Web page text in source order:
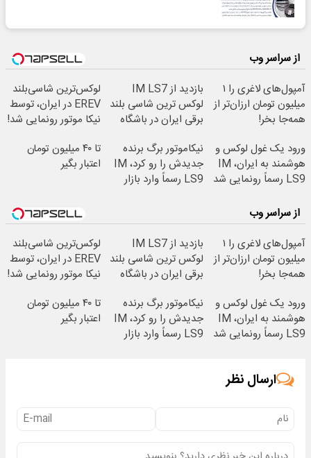
از سراسر وب
آمپول‌های لاغری را ۱
میلیون تومان ارزان‌تر از
همه‌جا بخر!
بازدید از IM LS7
لوکس ترین شاسی بلند
برقی ایران در باشگاه
لوکس‌ترین شاسی‌بلند
EREV در ایران، توسط
نیکا موتور رونمایی شد!
ورود یک غول لوکس و
هوشمند به ایران، IM
LS9 رسماً رونمایی شد
نیکاموتور برگ برنده
جدیدش را رو کرد، IM
LS9 رسماً وارد بازار
تا ۴۰ میلیون تومان
اعتبار بگیر
از سراسر وب
آمپول‌های لاغری را ۱
میلیون تومان ارزان‌تر از
همه‌جا بخر!
بازدید از IM LS7
لوکس ترین شاسی بلند
برقی ایران در باشگاه
لوکس‌ترین شاسی‌بلند
EREV در ایران، توسط
نیکا موتور رونمایی شد!
ورود یک غول لوکس و
هوشمند به ایران، IM
LS9 رسماً رونمایی شد
نیکاموتور برگ برنده
جدیدش را رو کرد، IM
LS9 رسماً وارد بازار
تا ۴۰ میلیون تومان
اعتبار بگیر
ارسال نظر